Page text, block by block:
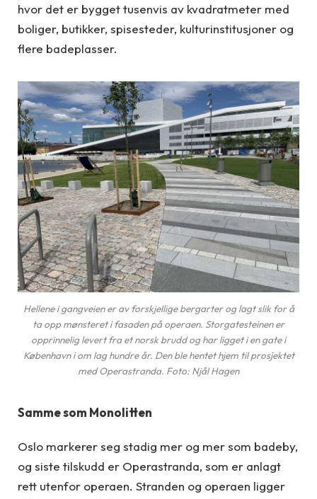
hvor det er bygget tusenvis av kvadratmeter med
boliger, butikker, spisesteder, kulturinstitusjoner og
flere badeplasser.
Hellene i gangveien er av forskjellige bergarter og lagt slik for å
ta opp mønsteret i fasaden på operaen. Storgatesteinen er
opprinnelig levert fra et norsk brudd og har ligget i en gate i
København i om lag hundre år. Den ble hentet hjem til prosjektet
med Operastranda. Foto: Njål Hagen
Samme som Monolitten
Oslo markerer seg stadig mer og mer som badeby,
og siste tilskudd er Operastranda, som er anlagt
rett utenfor operaen. Stranden og operaen ligger